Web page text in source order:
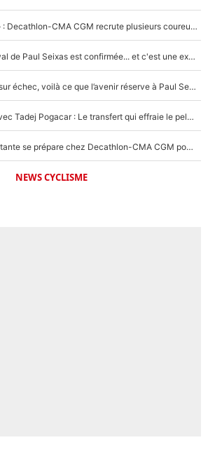
«Le budget a augmenté» : Decathlon-CMA CGM recrute plusieurs coureurs pour offrir à Paul Seixas une équipe pour gagner le Tour de France 2027
La signature du grand rival de Paul Seixas est confirmée... et c'est une excellente nouvelle pour l'équipe Decathlon-CMA CGM !
Tour de France - Échec sur échec, voilà ce que l’avenir réserve à Paul Seixas : «Tant qu’il y aura un Pogacar comme celui-là...»
Paul Seixas chez UAE avec Tadej Pogacar : Le transfert qui effraie le peloton, «c’est la pire des choses qui puisse arriver»
Une signature très importante se prépare chez Decathlon-CMA CGM pour aider Paul Seixas à gagner le Tour de France 2027
NEWS CYCLISME